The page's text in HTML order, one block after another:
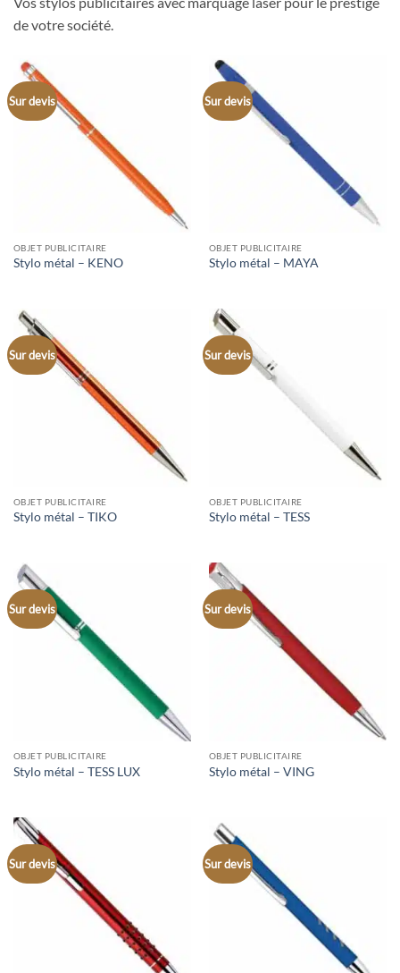
de votre société.
Sur devis
OBJET PUBLICITAIRE
Stylo métal – KENO
Sur devis
OBJET PUBLICITAIRE
Stylo métal – MAYA
Sur devis
OBJET PUBLICITAIRE
Stylo métal – TIKO
Sur devis
OBJET PUBLICITAIRE
Stylo métal – TESS
Sur devis
OBJET PUBLICITAIRE
Stylo métal – TESS LUX
Sur devis
OBJET PUBLICITAIRE
Stylo métal – VING
Sur devis Sur devis